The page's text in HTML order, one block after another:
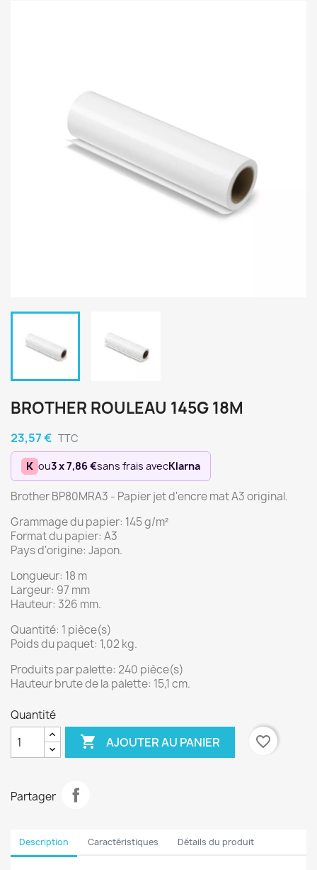
BROTHER ROULEAU 145G 18M
23,57 € TTC
K ou3 x 7,86 €sans frais avecKlarna
Brother BP80MRA3 - Papier jet d'encre mat A3 original.
Grammage du papier: 145 g/m²
Format du papier: A3
Pays d'origine: Japon.
Longueur: 18 m
Largeur: 97 mm
Hauteur: 326 mm.
Quantité: 1 pièce(s)
Poids du paquet: 1,02 kg.
Produits par palette: 240 pièce(s)
Hauteur brute de la palette: 15,1 cm.
Quantité
 AJOUTER AU PANIER favorite_border
Partager
Description Caractéristiques Détails du produit